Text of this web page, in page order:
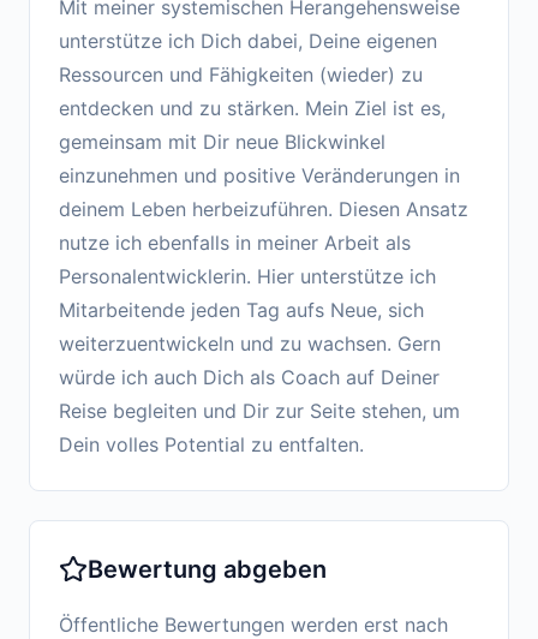
Mit meiner systemischen Herangehensweise
unterstütze ich Dich dabei, Deine eigenen
Ressourcen und Fähigkeiten (wieder) zu
entdecken und zu stärken. Mein Ziel ist es,
gemeinsam mit Dir neue Blickwinkel
einzunehmen und positive Veränderungen in
deinem Leben herbeizuführen. Diesen Ansatz
nutze ich ebenfalls in meiner Arbeit als
Personalentwicklerin. Hier unterstütze ich
Mitarbeitende jeden Tag aufs Neue, sich
weiterzuentwickeln und zu wachsen. Gern
würde ich auch Dich als Coach auf Deiner
Reise begleiten und Dir zur Seite stehen, um
Dein volles Potential zu entfalten.
Bewertung abgeben
Öffentliche Bewertungen werden erst nach